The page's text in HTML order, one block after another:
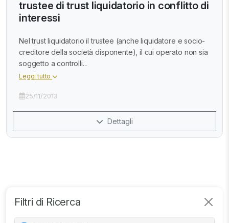
Filtri di Ricerca
trustee di trust liquidatorio in conflitto di
interessi
Nel trust liquidatorio il trustee (anche liquidatore e socio-
creditore della società disponente), il cui operato non sia
soggetto a controlli...
Leggi tutto
25/11/2013
Dettagli